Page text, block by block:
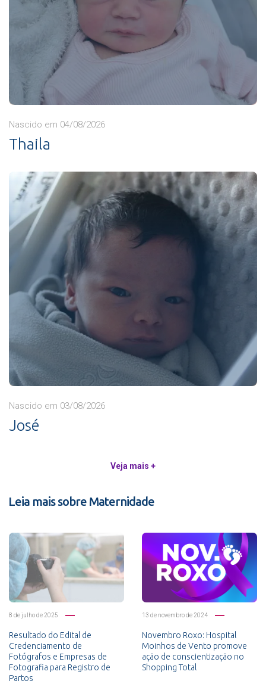
Nascido em 04/08/2026
Thaila
Nascido em 03/08/2026
José
Veja mais +
Leia mais sobre Maternidade
8 de julho de 2025
Resultado do Edital de
Credenciamento de
Fotógrafos e Empresas de
Fotografia para Registro de
Partos
13 de novembro de 2024
Novembro Roxo: Hospital
Moinhos de Vento promove
ação de conscientização no
Shopping Total